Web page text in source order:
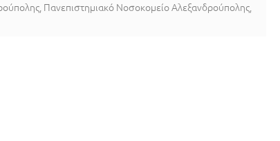
, Πανεπιστημιακό Νοσοκομείο Αλεξανδρούπολης,